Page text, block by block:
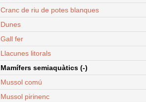
Cranc de riu de potes blanques
Dunes
Gall fer
Llacunes litorals
Mamífers semiaquàtics (-)
Mussol comú
Mussol pirinenc